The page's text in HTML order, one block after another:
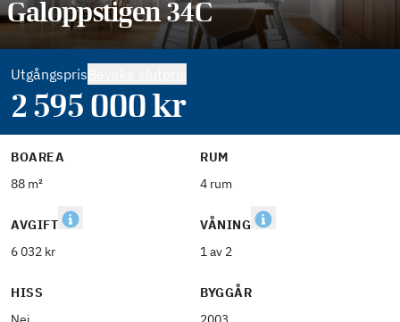
Galoppstigen 34C
Utgångspris
2 595 000kr
BOAREA
88 m²
RUM
4 rum
AVGIFT
6 032 kr
VÅNING
1 av 2
HISS
BYGGÅR